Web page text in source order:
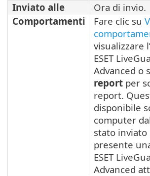
Inviato alle
Ora di invio.
Comportamenti
Fare clic su
visualizzare
ESET
Advanced o
report per
report.
disponibile
computer
stato inviato
presente
ESET
Advanced